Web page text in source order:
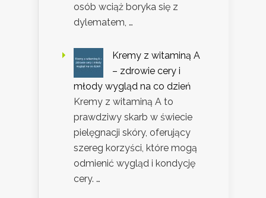
osób wciąż boryka się z
dylematem, …
Kremy z witaminą A
– zdrowie cery i
młody wygląd na co dzień
Kremy z witaminą A to
prawdziwy skarb w świecie
pielęgnacji skóry, oferujący
szereg korzyści, które mogą
odmienić wygląd i kondycję
cery. …